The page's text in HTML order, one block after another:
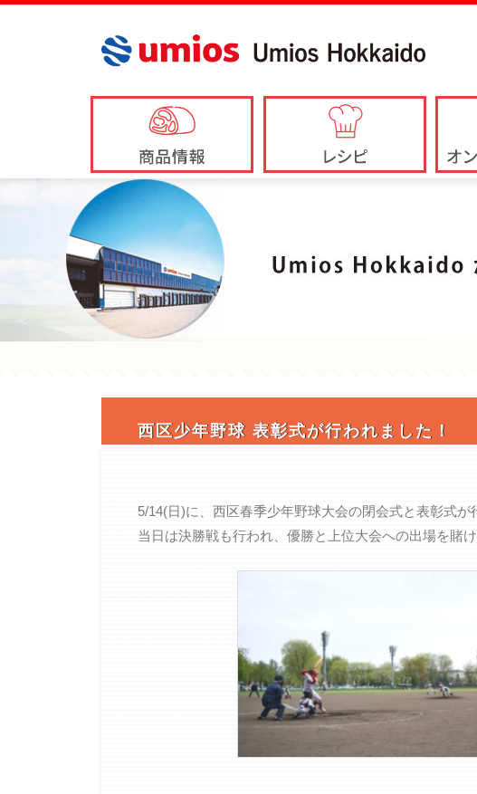
西区少年野球 表彰式が行われました！
5/14(日)に、西区春季少年野球大会の閉会式と表彰式が
当日は決勝戦も行われ、優勝と上位大会への出場を賭